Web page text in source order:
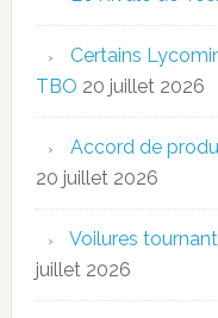
Certains
TBO 20 juillet 2026
Accord de
20 juillet 2026
Voilures
juillet 2026